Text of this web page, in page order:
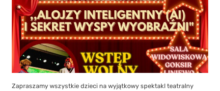
Zapraszamy wszystkie dzieci na wyjątkowy spektakl teatralny